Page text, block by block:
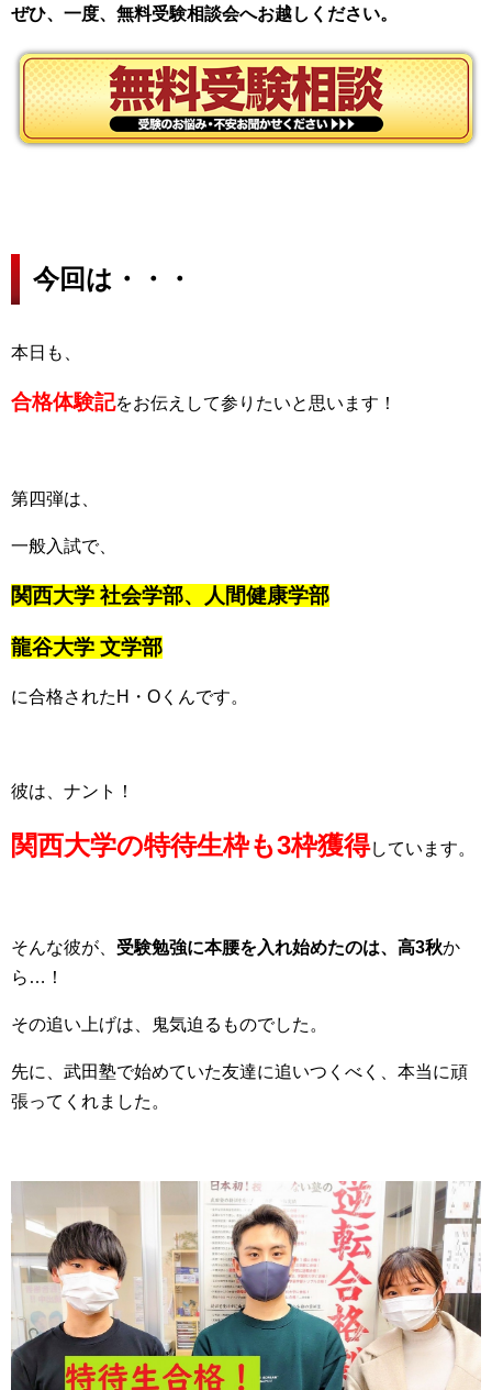
ぜひ、一度、無料受験相談会へお越しください。
今回は・・・
本日も、
合格体験記をお伝えして参りたいと思います！
第四弾は、
一般入試で、
関西大学 社会学部、人間健康学部
龍谷大学 文学部
に合格されたH・Oくんです。
彼は、ナント！
関西大学の特待生枠も3枠獲得しています。
そんな彼が、 受験勉強に本腰を入れ始めたのは、高3秋か
ら…！
その追い上げは、鬼気迫るものでした。
先に、武田塾で始めていた友達に追いつくべく、本当に頑
張ってくれました。